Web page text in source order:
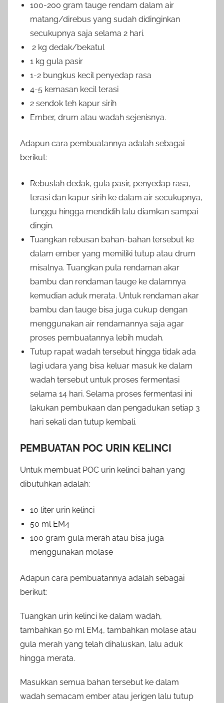
100-200 gram tauge rendam dalam air
matang/direbus yang sudah didinginkan
secukupnya saja selama 2 hari.
2 kg dedak/bekatul
1 kg gula pasir
1-2 bungkus kecil penyedap rasa
4-5 kemasan kecil terasi
2 sendok teh kapur sirih
Ember, drum atau wadah sejenisnya.
Adapun cara pembuatannya adalah sebagai
berikut:
Rebuslah dedak, gula pasir, penyedap rasa,
terasi dan kapur sirih ke dalam air secukupnya,
tunggu hingga mendidih lalu diamkan sampai
dingin.
Tuangkan rebusan bahan-bahan tersebut ke
dalam ember yang memiliki tutup atau drum
misalnya. Tuangkan pula rendaman akar
bambu dan rendaman tauge ke dalamnya
kemudian aduk merata. Untuk rendaman akar
bambu dan tauge bisa juga cukup dengan
menggunakan air rendamannya saja agar
proses pembuatannya lebih mudah.
Tutup rapat wadah tersebut hingga tidak ada
lagi udara yang bisa keluar masuk ke dalam
wadah tersebut untuk proses fermentasi
selama 14 hari. Selama proses fermentasi ini
lakukan pembukaan dan pengadukan setiap 3
hari sekali dan tutup kembali.
PEMBUATAN POC URIN KELINCI
Untuk membuat POC urin kelinci bahan yang
dibutuhkan adalah:
10 liter urin kelinci
50 ml EM4
100 gram gula merah atau bisa juga
menggunakan molase
Adapun cara pembuatannya adalah sebagai
berikut:
Tuangkan urin kelinci ke dalam wadah,
tambahkan 50 ml EM4, tambahkan molase atau
gula merah yang telah dihaluskan, lalu aduk
hingga merata.
Masukkan semua bahan tersebut ke dalam
wadah semacam ember atau jerigen lalu tutup